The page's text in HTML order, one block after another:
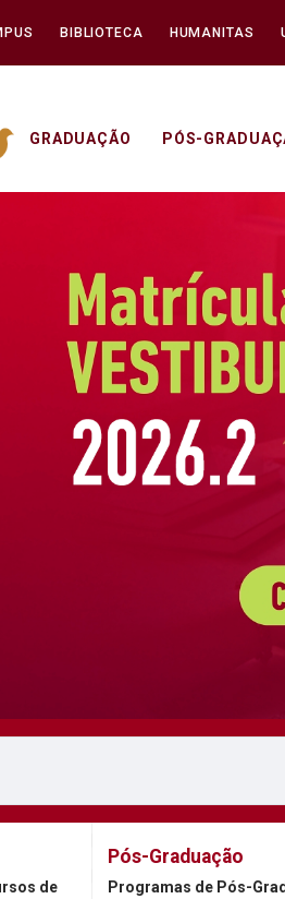
BIBLIOTECA HUMANITAS
GRADUAÇÃO PÓS-
de
Pós-Graduação
Programas de Pós-